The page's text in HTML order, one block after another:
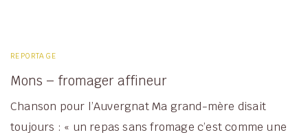
REPORTAGE
Mons – fromager affineur
Chanson pour l’Auvergnat Ma grand-mère disait
toujours : « un repas sans fromage c’est comme une